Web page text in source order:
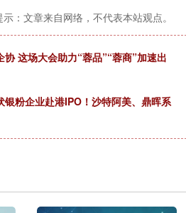
：文章来自网络，不代表本站观点。
这场大会助力“蓉品”“蓉商”加速出
银粉企业赴港IPO！沙特阿美、鼎晖系